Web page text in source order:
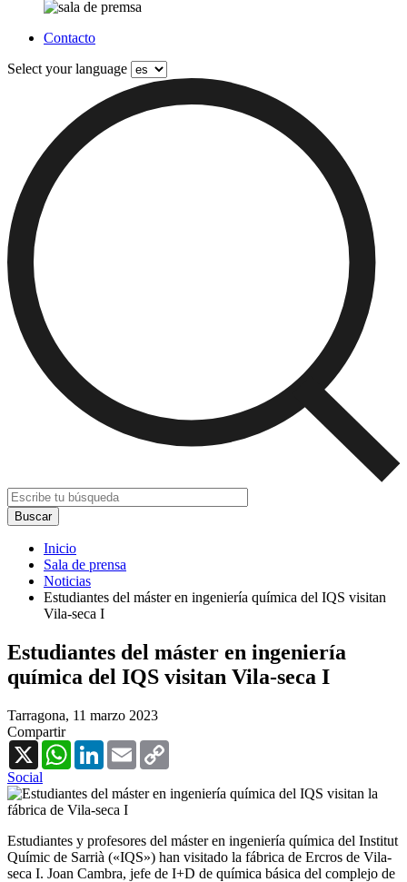
Contacto
Select your language
Inicio
Sala de prensa
Noticias
Estudiantes del máster en ingeniería química del IQS visitan
Vila-seca I
Estudiantes del máster en ingeniería
química del IQS visitan Vila-seca I
Tarragona, 11 marzo 2023
Compartir
X
WhatsAppLinkedInEmail
Social
Estudiantes y profesores del máster en ingeniería química del Institut
Químic de Sarrià («IQS») han visitado la fábrica de Ercros de Vila-
seca I. Joan Cambra, jefe de I+D de química básica del complejo de